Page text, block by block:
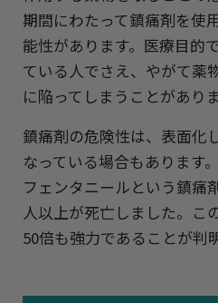
期間にわたって鎮痛剤を使
能性があります。医療目的
ている人でさえ、やがて薬
に陥ってしまうことがありま
鎮痛剤の危険性は、表面化
なっている場合もあります
フェンタニールという鎮痛
人以上が死亡しました。こ
50倍も強力であることが判